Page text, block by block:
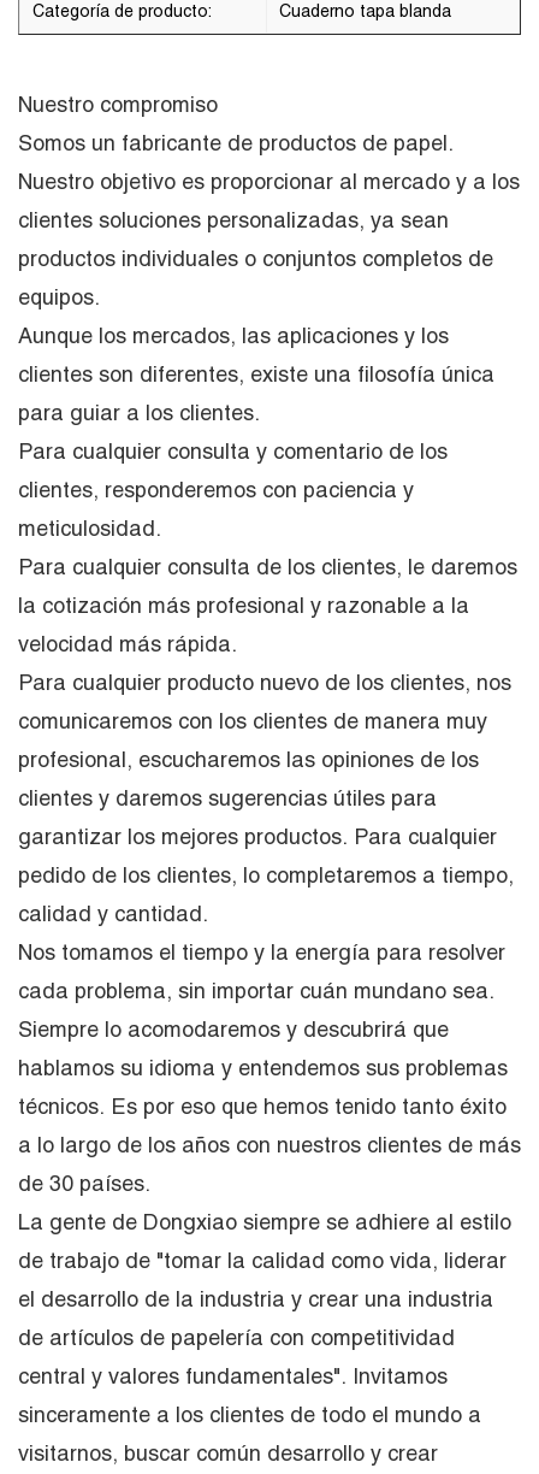
Categoría de producto: Cuaderno tapa blanda
Nuestro compromiso
Somos un fabricante de productos de papel.
Nuestro objetivo es proporcionar al mercado y a los
clientes soluciones personalizadas, ya sean
productos individuales o conjuntos completos de
equipos.
Aunque los mercados, las aplicaciones y los
clientes son diferentes, existe una filosofía única
para guiar a los clientes.
Para cualquier consulta y comentario de los
clientes, responderemos con paciencia y
meticulosidad.
Para cualquier consulta de los clientes, le daremos
la cotización más profesional y razonable a la
velocidad más rápida.
Para cualquier producto nuevo de los clientes, nos
comunicaremos con los clientes de manera muy
profesional, escucharemos las opiniones de los
clientes y daremos sugerencias útiles para
garantizar los mejores productos. Para cualquier
pedido de los clientes, lo completaremos a tiempo,
calidad y cantidad.
Nos tomamos el tiempo y la energía para resolver
cada problema, sin importar cuán mundano sea.
Siempre lo acomodaremos y descubrirá que
hablamos su idioma y entendemos sus problemas
técnicos. Es por eso que hemos tenido tanto éxito
a lo largo de los años con nuestros clientes de más
de 30 países.
La gente de Dongxiao siempre se adhiere al estilo
de trabajo de "tomar la calidad como vida, liderar
el desarrollo de la industria y crear una industria
de artículos de papelería con competitividad
central y valores fundamentales". Invitamos
sinceramente a los clientes de todo el mundo a
visitarnos, buscar común desarrollo y crear